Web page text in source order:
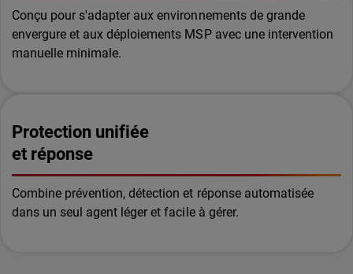
Conçu pour s'adapter aux environnements de grande
envergure et aux déploiements MSP avec une intervention
manuelle minimale.
Protection unifiée
et réponse
Combine prévention, détection et réponse automatisée
dans un seul agent léger et facile à gérer.